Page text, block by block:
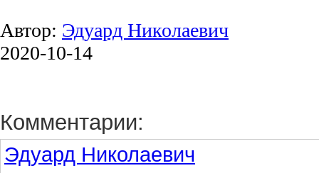
Автор: Эдуард Николаевич
2020-10-14
Комментарии:
Эдуард Николаевич